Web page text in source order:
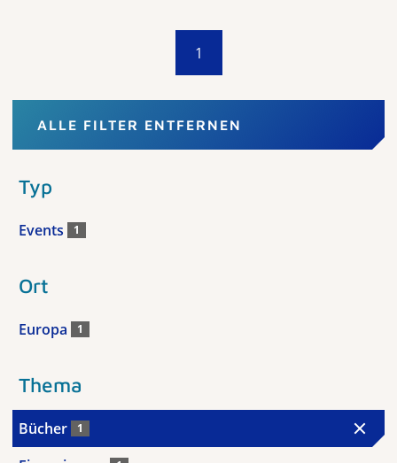
1
ALLE FILTER ENTFERNEN
Typ
Events 1
Ort
Europa 1
Thema
Bücher 1